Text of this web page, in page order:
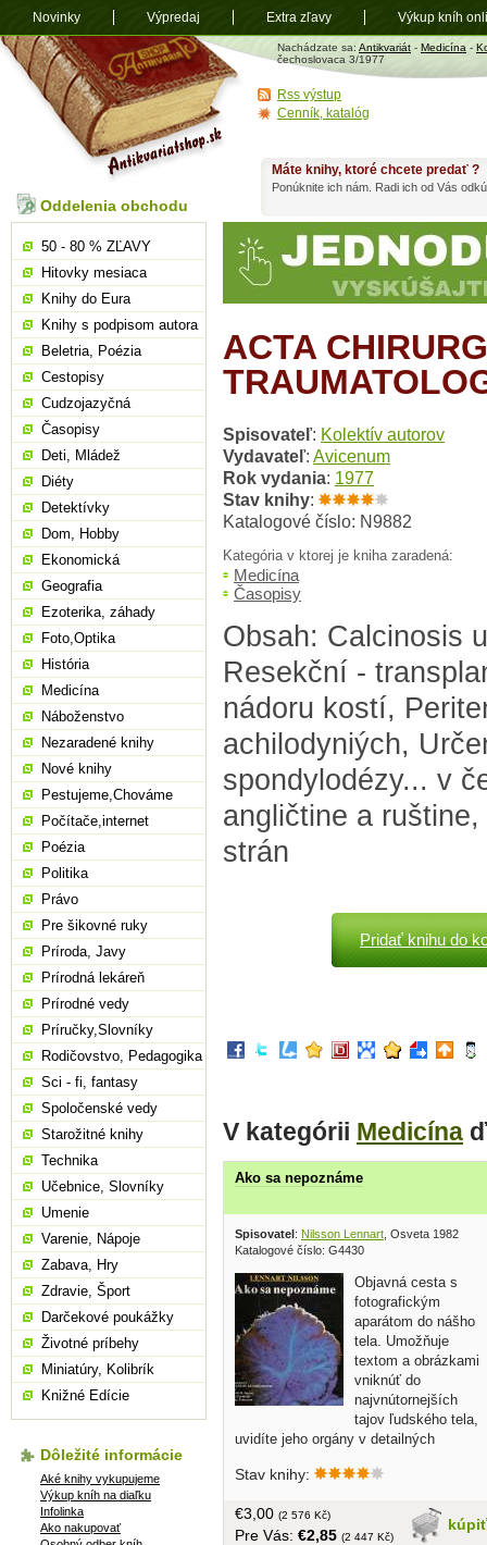
Antikvariát
shop.sk
Nachádzate sa: Antikvariát - Medicína -
čechoslovaca 3/1977
ACTA
Spisovateľ: Kolektív autorov
Vydavateľ: Avicenum
Rok vydania: 1977
Stav knihy:
Katalogové číslo: N9882
Kategória v ktorej je kniha zaradená:
Medicína
Časopisy
Obsah: Calcinosis
Resekční -
nádoru kostí,
achilodyniých,
spondylodézy... v
angličtine a
strán
Pridať knihu do
V kategórii Medicína
Ako sa nepoznáme
Spisovatel: Nilsson Lennart , Osveta 1982
Katalogové číslo: G4430
Objavná cesta s
fotografickým
aparátom do nášho
tela. Umožňuje
textom a obrázkami
vniknúť do
najvnútornejších
tajov ľudského tela,
uvidíte jeho orgány v detailných
telo a jeho činnosť... 80 strán, tvrdá
príloha,kriedový papier
Stav knihy:
kúpiť
€3,00 (2 576 Kč)
Pre Vás: €2,85 (2 447 Kč)
Máte knihy, ktoré chcete predať ?
Ponúknite ich nám. Radi ich od Vás
Oddelenia obchodu
50 - 80 % ZĽAVY
Hitovky mesiaca
Knihy do Eura
Knihy s podpisom autora
Beletria, Poézia
Cestopisy
Cudzojazyčná
Časopisy
Deti, Mládež
Diéty
Detektívky
Dom, Hobby
Ekonomická
Geografia
Ezoterika, záhady
Foto,Optika
História
Medicína
Náboženstvo
Nezaradené knihy
Nové knihy
Pestujeme,Chováme
Počítače,internet
Poézia
Politika
Právo
Pre šikovné ruky
Príroda, Javy
Prírodná lekáreň
Prírodné vedy
Príručky,Slovníky
Rodičovstvo, Pedagogika
Sci - fi, fantasy
Spoločenské vedy
Starožitné knihy
Technika
Učebnice, Slovníky
Umenie
Varenie, Nápoje
Zabava, Hry
Zdravie, Šport
Darčekové poukážky
Životné príbehy
Miniatúry, Kolibrík
Knižné Edície
Dôležité informácie
Aké knihy vykupujeme
Výkup kníh na diaľku
Infolinka
Ako nakupovať
Rss výstup
Cenník, katalóg
Novinky Výpredaj Extra zľavy Výkup kníh